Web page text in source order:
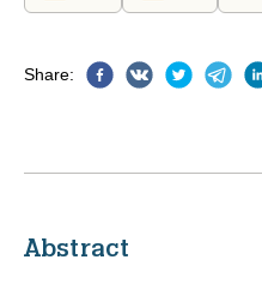
Share:
Abstract